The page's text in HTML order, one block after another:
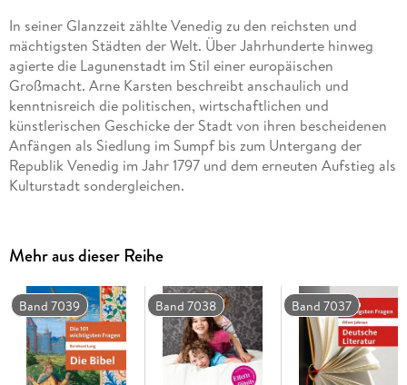
In seiner Glanzzeit zählte Venedig zu den reichsten und
mächtigsten Städten der Welt. Über Jahrhunderte hinweg
agierte die Lagunenstadt im Stil einer europäischen
Großmacht. Arne Karsten beschreibt anschaulich und
kenntnisreich die politischen, wirtschaftlichen und
künstlerischen Geschicke der Stadt von ihren bescheidenen
Anfängen als Siedlung im Sumpf bis zum Untergang der
Republik Venedig im Jahr 1797 und dem erneuten Aufstieg als
Kulturstadt sondergleichen.
Mehr aus dieser Reihe
Band 7039 Band 7038 Band 7037